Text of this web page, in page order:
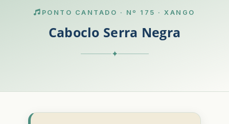
PONTO CANTADO · Nº 175 · XANGO
Caboclo Serra Negra
✦